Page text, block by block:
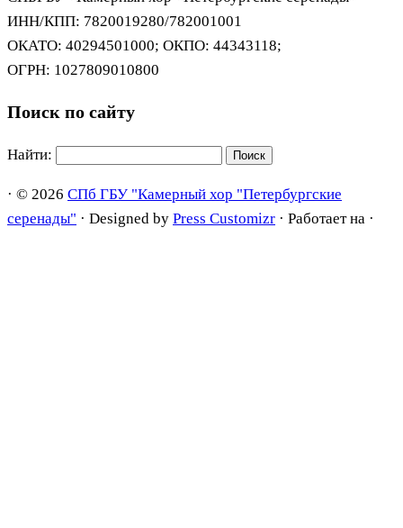
ИНН/КПП: 7820019280/782001001
ОКАТО: 40294501000; ОКПО: 44343118;
ОГРН: 1027809010800
Поиск по сайту
Найти:
· © 2026 СПб ГБУ "Камерный хор "Петербургские
серенады" · Designed by Press Customizr · Работает на ·